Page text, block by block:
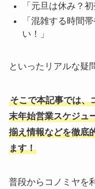
「元旦は休み？
「混雑する時間
い！」
といったリアルな疑
そこで本記事では、
末年始営業スケジュ
揃え情報などを徹底
ます！
普段からコノミヤを